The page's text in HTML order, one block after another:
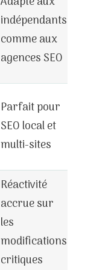
indépendants
comme aux
agences SEO
Parfait pour
SEO local et
multi-sites
Réactivité
accrue sur
les
modifications
critiques